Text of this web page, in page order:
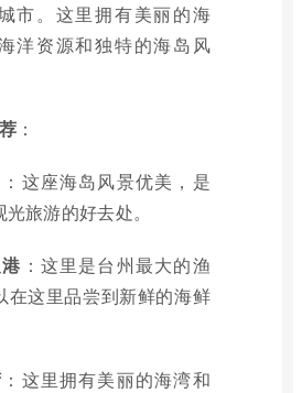
市。这里拥有美丽的海
洋资源和独特的海岛风
：
：这座海岛风景优美，是
旅游的好去处。
：这里是台州最大的渔
在这里品尝到新鲜的海鲜
：这里拥有美丽的海湾和